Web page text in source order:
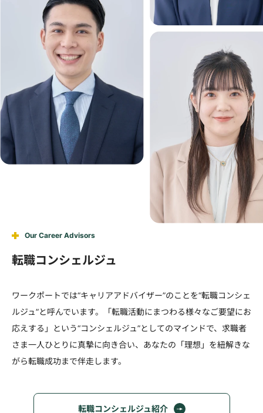
Our Career Advisors
転職コンシェルジュ
ワークポートでは“キャリアアドバイザー”のことを“転職コンシェ
ルジュ”と呼んでいます。「転職活動にまつわる様々なご要望にお
応えする」という“コンシェルジュ”としてのマインドで、求職者
さま一人ひとりに真摯に向き合い、あなたの「理想」を紐解きな
がら転職成功まで伴走します。
転職コンシェルジュ紹介